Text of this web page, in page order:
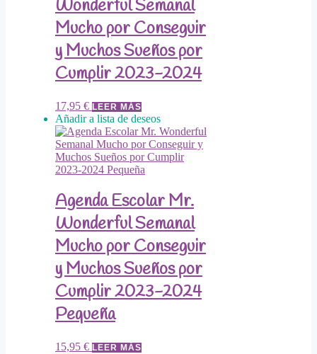
Wonderful Semanal
Mucho por Conseguir
y Muchos Sueños por
Cumplir 2023-2024
17,95 € LEER MÁS
Añadir a lista de deseos
Agenda Escolar Mr.
Wonderful Semanal
Mucho por Conseguir
y Muchos Sueños por
Cumplir 2023-2024
Pequeña
15,95 € LEER MÁS